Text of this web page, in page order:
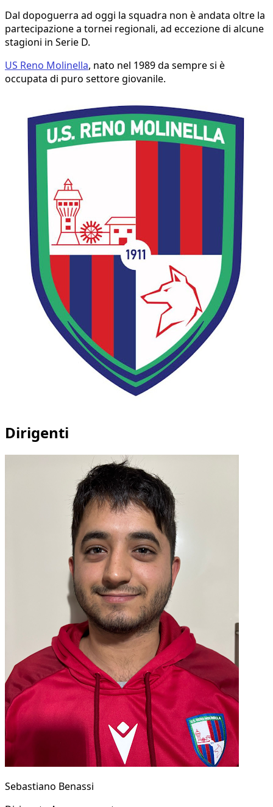
Dal dopoguerra ad oggi la squadra non è andata oltre la
partecipazione a tornei regionali, ad eccezione di alcune
stagioni in Serie D.
US Reno Molinella, nato nel 1989 da sempre si è
occupata di puro settore giovanile.
Dirigenti
Sebastiano Benassi